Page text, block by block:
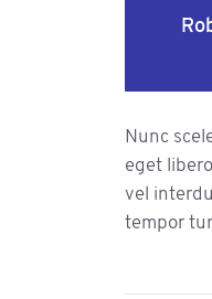
Nunc
eget
vel
tempor